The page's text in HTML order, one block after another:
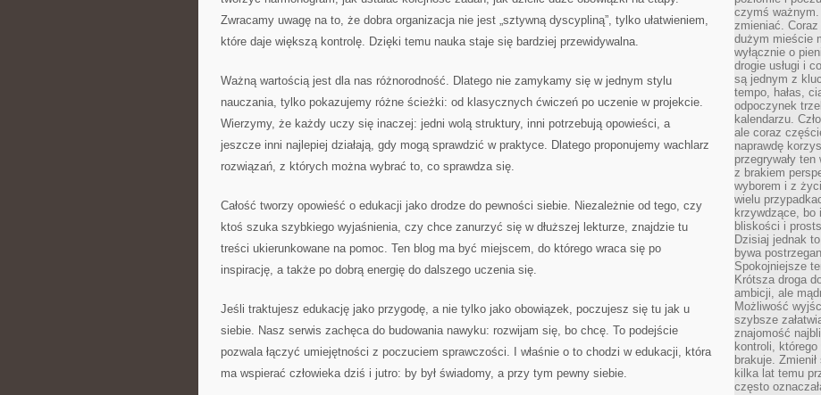
Zwracamy uwagę na to, że dobra organizacja nie jest „sztywną dyscypliną”, tylko ułatwieniem,
które daje większą kontrolę. Dzięki temu nauka staje się bardziej przewidywalna.
Ważną wartością jest dla nas różnorodność. Dlatego nie zamykamy się w jednym stylu
nauczania, tylko pokazujemy różne ścieżki: od klasycznych ćwiczeń po uczenie w projekcie.
Wierzymy, że każdy uczy się inaczej: jedni wolą struktury, inni potrzebują opowieści, a
jeszcze inni najlepiej działają, gdy mogą sprawdzić w praktyce. Dlatego proponujemy wachlarz
rozwiązań, z których można wybrać to, co sprawdza się.
Całość tworzy opowieść o edukacji jako drodze do pewności siebie. Niezależnie od tego, czy
ktoś szuka szybkiego wyjaśnienia, czy chce zanurzyć się w dłuższej lekturze, znajdzie tu
treści ukierunkowane na pomoc. Ten blog ma być miejscem, do którego wraca się po
inspirację, a także po dobrą energię do dalszego uczenia się.
Jeśli traktujesz edukację jako przygodę, a nie tylko jako obowiązek, poczujesz się tu jak u
siebie. Nasz serwis zachęca do budowania nawyku: rozwijam się, bo chcę. To podejście
pozwala łączyć umiejętności z poczuciem sprawczości. I właśnie o to chodzi w edukacji, która
ma wspierać człowieka dziś i jutro: by był świadomy, a przy tym pewny siebie.
czymś
zmieniać.
dużym mieście
wyłącznie o
drogie usługi i
są jednym z
tempo, hałas,
odpoczynek
kalendarzu.
ale coraz
naprawdę
przegrywały
z brakiem
wyborem i z
wielu
krzywdzące, bo
bliskości i
Dzisiaj jednak
bywa
Spokojniejsze
Krótsza droga
ambicji, ale
Możliwość
szybsze
znajomość
kontroli,
brakuje.
kilka lat temu
często